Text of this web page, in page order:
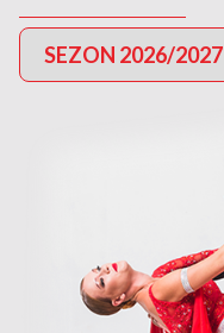
SEZON 2026/2027